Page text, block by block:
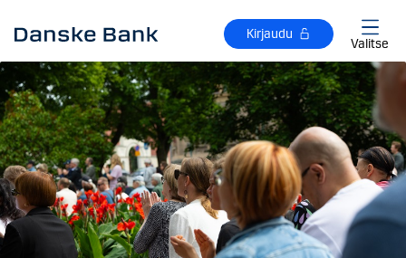
Kirjaudu
Valitse